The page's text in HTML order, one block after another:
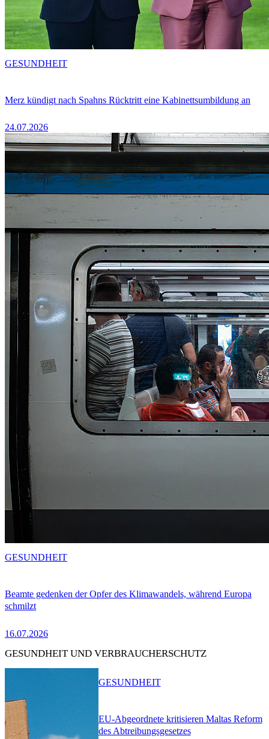
Merz kündigt nach Spahns Rücktritt eine Kabinettsumbildung an
24.07.2026
GESUNDHEIT
Beamte gedenken der Opfer des Klimawandels, während Europa
schmilzt
16.07.2026
GESUNDHEIT
GESUNDHEIT UND VERBRAUCHERSCHUTZ
EU-Abgeordnete kritisieren Maltas Reform
des Abtreibungsgesetzes
GESUNDHEIT